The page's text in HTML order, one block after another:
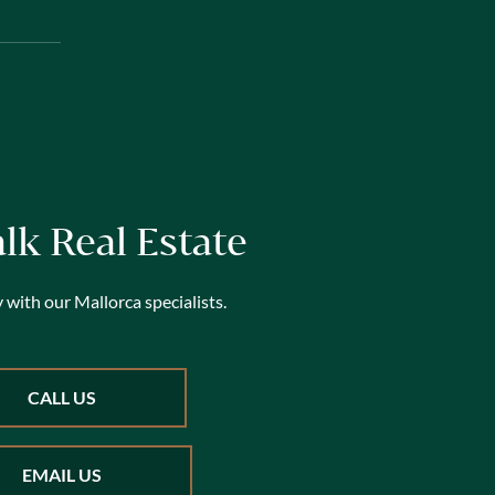
Real Estate
with our Mallorca specialists.
CALL US
EMAIL US